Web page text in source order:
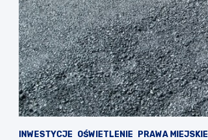
INWESTYCJE OŚWIETLENIE PRAWA MIEJSKIE